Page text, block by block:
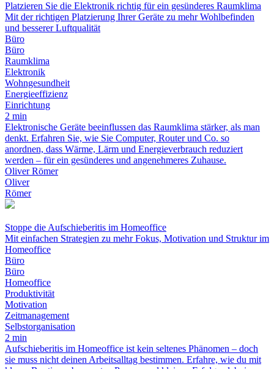
Platzieren Sie die Elektronik richtig für ein gesünderes Raumklima
Mit der richtigen Platzierung Ihrer Geräte zu mehr Wohlbefinden
und besserer Luftqualität
Büro
Büro
Raumklima
Elektronik
Wohngesundheit
Energieeffizienz
Einrichtung
2 min
Elektronische Geräte beeinflussen das Raumklima stärker, als man
denkt. Erfahren Sie, wie Sie Computer, Router und Co. so
anordnen, dass Wärme, Lärm und Energieverbrauch reduziert
werden – für ein gesünderes und angenehmeres Zuhause.
Oliver Römer
Oliver
Römer
Stoppe die Aufschieberitis im Homeoffice
Mit einfachen Strategien zu mehr Fokus, Motivation und Struktur im
Homeoffice
Büro
Büro
Homeoffice
Produktivität
Motivation
Zeitmanagement
Selbstorganisation
2 min
Aufschieberitis im Homeoffice ist kein seltenes Phänomen – doch
sie muss nicht deinen Arbeitsalltag bestimmen. Erfahre, wie du mit